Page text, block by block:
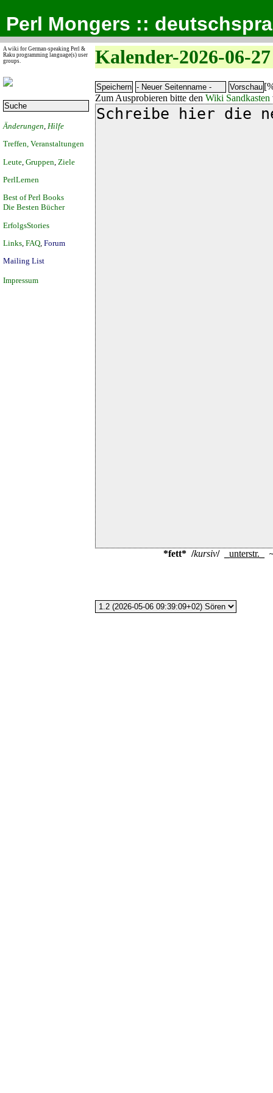
Perl Mongers ::
A wiki for German-speaking Perl &
Raku programming language(s) user
groups.
Änderungen Hilfe
Treffen, Veranstaltungen
Leute Gruppen Ziele
PerlLernen
Best of Perl Books
Die Besten Bücher
ErfolgsStories
Links FAQ Forum
Mailing List
Impressum
Kalender-2026-06-27
Zum Ausprobieren bitte den Wiki Sandkasten
*fett* /kursiv/ unterstr. ~